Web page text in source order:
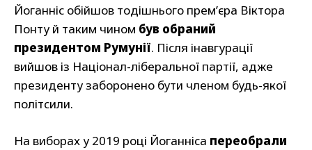
Йоганніс обійшов тодішнього премʼєра Віктора
Понту й таким чином був обраний
президентом Румунії. Після інавгурації
вийшов із Націонал-ліберальної партії, адже
президенту заборонено бути членом будь-якої
політсили.
На виборах у 2019 році Йоганніса переобрали